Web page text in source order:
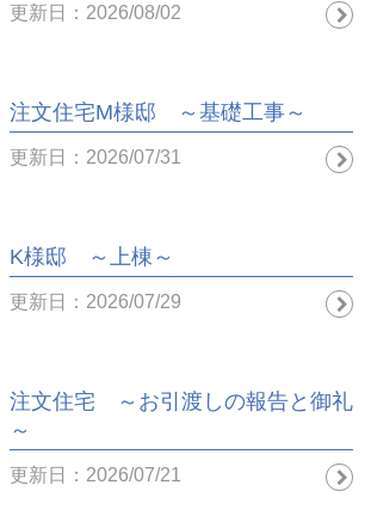
更新日：2026/08/02
注文住宅M様邸 ～基礎工事～
更新日：2026/07/31
K様邸 ～上棟～
更新日：2026/07/29
注文住宅 ～お引渡しの報告と御礼
～
更新日：2026/07/21